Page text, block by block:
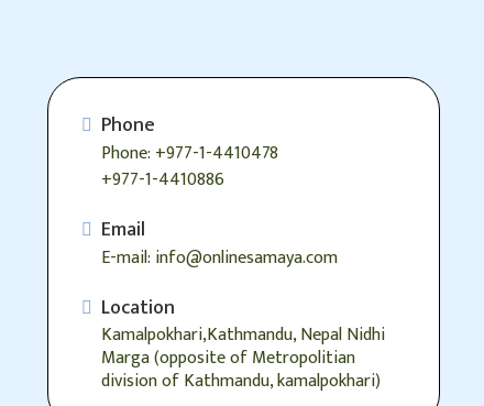
Phone
Phone: +977-1-4410478
+977-1-4410886
Email
E-mail: info@onlinesamaya.com
Location
Kamalpokhari,Kathmandu, Nepal Nidhi
Marga (opposite of Metropolitian
division of Kathmandu, kamalpokhari)